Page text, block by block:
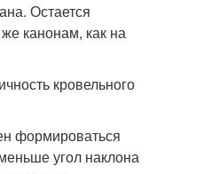
Остается
канонам, как на
кровельного
формироваться
угол наклона